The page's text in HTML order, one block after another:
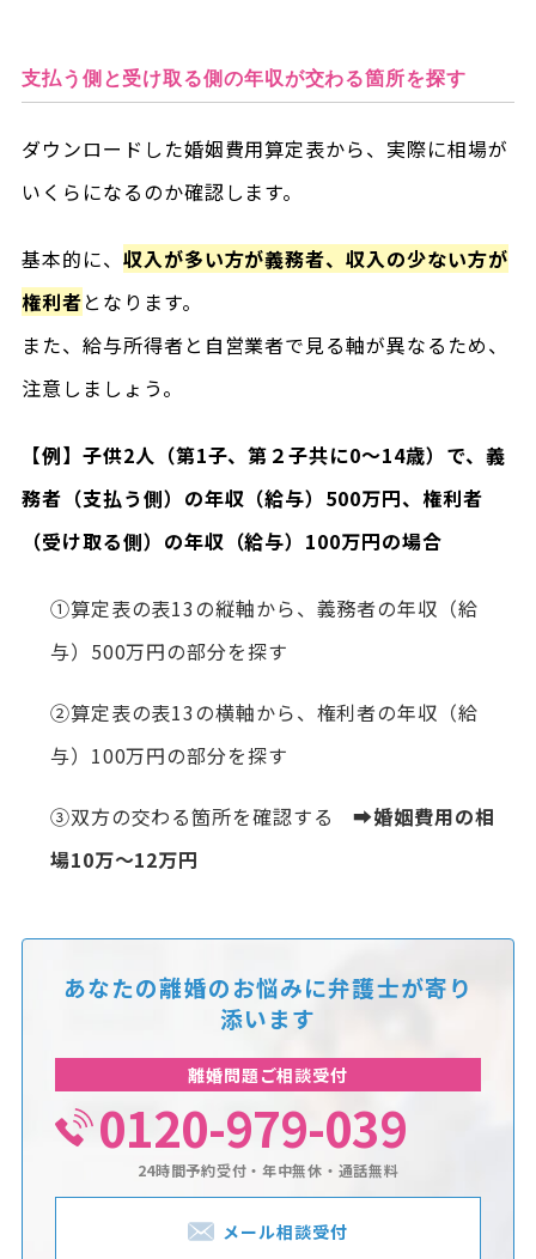
支払う側と受け取る側の年収が交わる箇所を探す
ダウンロードした婚姻費用算定表から、実際に相場が
いくらになるのか確認します。
基本的に、 収入が多い方が義務者、収入の少ない方が
権利者となります。
また、給与所得者と自営業者で見る軸が異なるため、
注意しましょう。
【例】子供2人（第1子、第２子共に0～14歳）で、義
務者（支払う側）の年収（給与）500万円、権利者
（受け取る側）の年収（給与）100万円の場合
①算定表の表13の縦軸から、義務者の年収（給
与）500万円の部分を探す
②算定表の表13の横軸から、権利者の年収（給
与）100万円の部分を探す
③双方の交わる箇所を確認する➡婚姻費用の相
場10万～12万円
あなたの離婚のお悩みに弁護士が寄り
添います
離婚問題ご相談受付
0120-979-039
24時間予約受付・年中無休・通話無料
メール相談受付